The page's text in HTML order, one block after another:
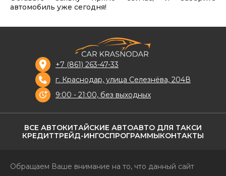
автомобиль уже сегодня!
ВСЕ АВТОКИТАЙСКИЕ АВТОАВТО ДЛЯ ТАКСИ
КРЕДИТТРЕЙД-ИНГОСПРОГРАММЫКОНТАКТЫ
+7 (861) 263-47-33
г. Краснодар, улица Селезнёва, 204В
9:00 - 21:00, без выходных
Обращаем Ваше внимание на то, что данный сайт